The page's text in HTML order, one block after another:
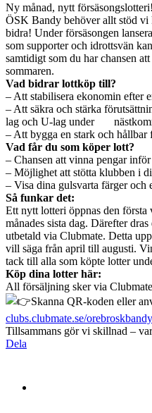
Ny månad, nytt försäsongslotteri!
ÖSK Bandy behöver allt stöd vi
bidra! Under försäsongen
som supporter och idrottsvän
samtidigt som du har chansen
sommaren.
Vad bidrar lottköp till?
– Att stabilisera ekonomin efter
– Att säkra och stärka
lag och U-lag under
– Att bygga en stark och
Vad får du som köper lott?
– Chansen att vinna pengar
– Möjlighet att stötta klubben i
– Visa dina gulsvarta färger och
Så funkar det:
Ett nytt lotteri öppnas den
månades sista dag. Därefter
utbetald via Clubmate. Detta
vill säga från april till augusti.
tack till alla som köpte lotter
Köp dina lotter här:
All försäljning sker via Clubmate
Skanna QR-koden eller
clubs.clubmate.se/orebroskbandy
Tillsammans gör vi skillnad –
Dela